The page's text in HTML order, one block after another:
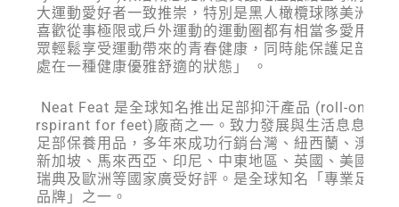
到廣大運動愛好者一致推崇，特別是黑人橄欖球隊美洲杯代
隊及喜歡從事極限或戶外運動的運動圈都有相當多愛用者，
供大眾輕鬆享受運動帶來的青春健康，同時能保護足部「讓
腳能處在一種健康優雅舒適的狀態」 。
活適 Neat Feat 是全球知名推出足部抑汗產品 (roll-on
for feet)廠商之一。致力發展與生活息息相關
日常足部保養用品，多年來成功行銷台灣、紐西蘭、澳洲、
濟、新加坡、馬來西亞、印尼、中東地區、英國、美國、加
大、瑞典及歐洲等國家廣受好評。是全球知名「專業足部保
首選品牌」之一。